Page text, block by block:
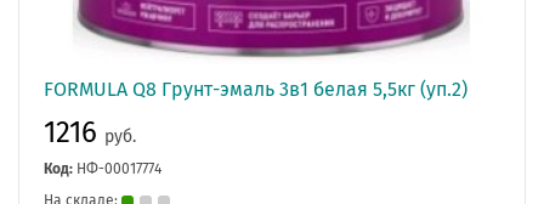
FORMULA Q8 Грунт-эмаль 3в1 белая 5,5кг (уп.2)
1216 руб.
Код: НФ-00017774
На складе: